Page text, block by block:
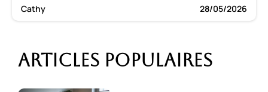
Cathy 28/05/2026
Articles populaires